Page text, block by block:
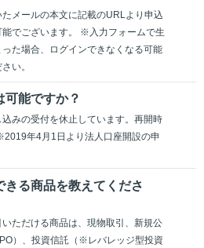
メールの本文に記載のURLより申込
でございます。 ※入力フォームで生
た場合、ログインできなくなる可能
い。
可能ですか？
みの受付を休止しています。再開時
年4月1日より法人口座開設の申
る商品を教えてくださ
ただける商品は、現物取引、新規公
）、投資信託（※レバレッジ型投資